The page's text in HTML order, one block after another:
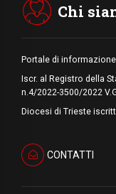
Chi
Portale di
Iscr. al Registro della
n.4/2022-3500/2022
Diocesi di Trieste
CONTATTI